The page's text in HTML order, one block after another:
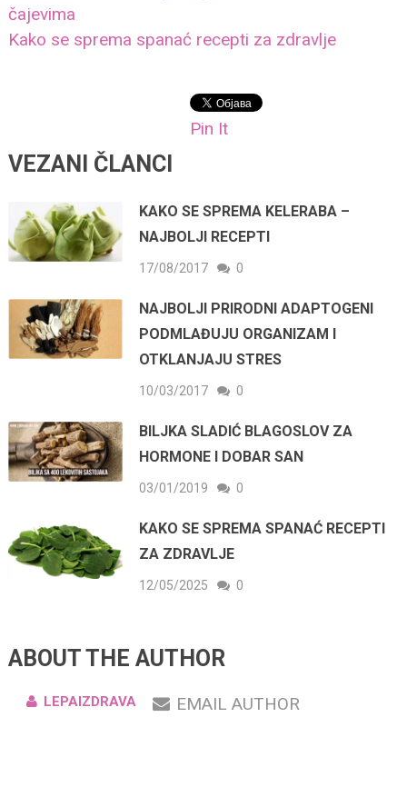
čajevima
Kako se sprema spanać recepti za zdravlje
Pin It
VEZANI ČLANCI
KAKO SE SPREMA KELERABA –
NAJBOLJI RECEPTI
17/08/2017 0
NAJBOLJI PRIRODNI ADAPTOGENI
PODMLAĐUJU ORGANIZAM I
OTKLANJAJU STRES
10/03/2017 0
BILJKA SLADIĆ BLAGOSLOV ZA
HORMONE I DOBAR SAN
03/01/2019 0
KAKO SE SPREMA SPANAĆ RECEPTI
ZA ZDRAVLJE
12/05/2025 0
ABOUT THE AUTHOR
LEPAIZDRAVA EMAIL AUTHOR